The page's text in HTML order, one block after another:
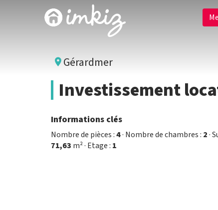
Gérardmer
Investissement
Informations clés
Nombre de pièces :4· Nombre de chambres : 2·
71,63 m² · Etage : 1